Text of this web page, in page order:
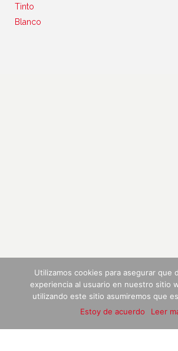
Tinto
Blanco
|Términos y Condiciones|
© 2012 - 2022 -Vinacos| Diseño Web
Utilizamos cookies para asegurar que
experiencia al usuario en nuestro sitio
utilizando este sitio asumiremos que
Estoy de acuerdo
Leer